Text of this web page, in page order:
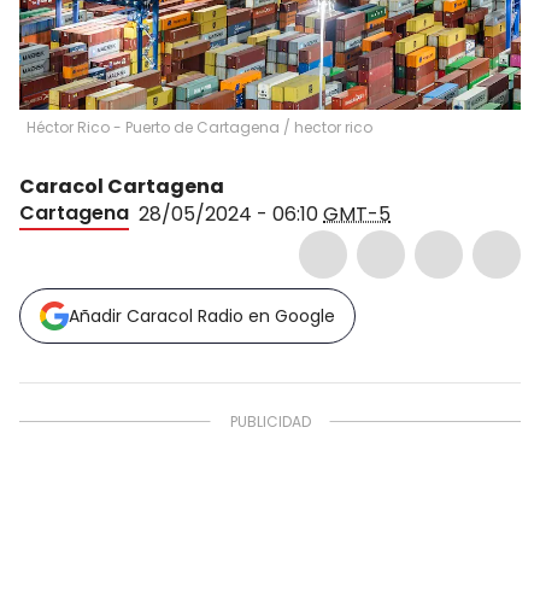
Héctor Rico - Puerto de Cartagena / hector rico
Caracol Cartagena
Cartagena 28/05/2024 - 06:10GMT-5
Añadir Caracol Radio en Google